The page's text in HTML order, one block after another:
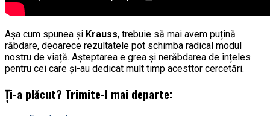
Așa cum spunea și Krauss, trebuie să mai avem puțină
răbdare, deoarece rezultatele pot schimba radical modul
nostru de viață. Așteptarea e grea și nerăbdarea de înțeles
pentru cei care și-au dedicat mult timp acesttor cercetări.
Ți-a plăcut? Trimite-l mai departe: